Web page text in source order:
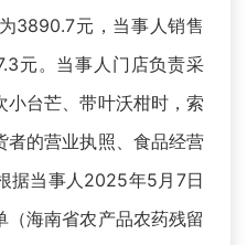
3890.7元，当事人销售
元。当事人门店负责采
小台芒、带叶沃柑时，索
者的营业执照、食品经营
据当事人2025年5月7日
海南省农产品农药残留